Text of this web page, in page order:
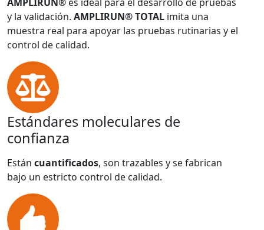
y la validación. AMPLIRUN® TOTAL imita una
muestra real para apoyar las pruebas rutinarias y el
control de calidad.
Estándares moleculares de
confianza
Están cuantificados, son trazables y se fabrican
bajo un estricto control de calidad.